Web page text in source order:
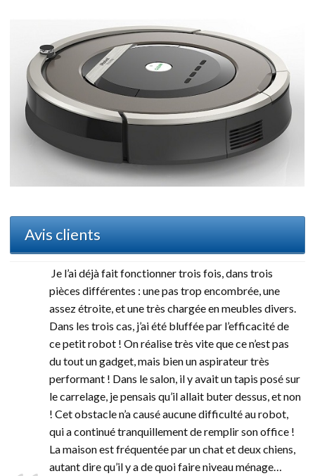
Avis clients
Je l’ai déjà fait fonctionner trois fois, dans trois
pièces différentes : une pas trop encombrée, une
assez étroite, et une très chargée en meubles divers.
Dans les trois cas, j’ai été bluffée par l’efficacité de
ce petit robot ! On réalise très vite que ce n’est pas
du tout un gadget, mais bien un aspirateur très
performant ! Dans le salon, il y avait un tapis posé sur
le carrelage, je pensais qu’il allait buter dessus, et non
! Cet obstacle n’a causé aucune difficulté au robot,
qui a continué tranquillement de remplir son office !
La maison est fréquentée par un chat et deux chiens,
autant dire qu’il y a de quoi faire niveau ménage…